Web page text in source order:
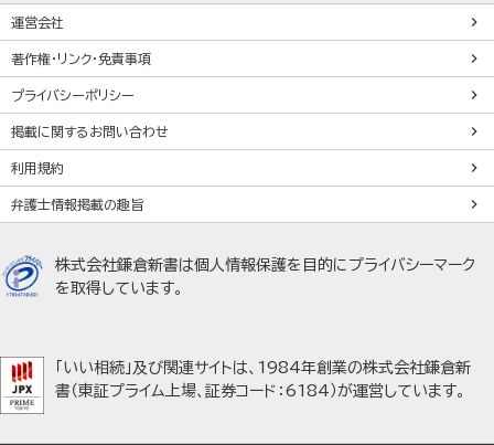
運営会社
著作権・リンク・免責事項
プライバシーポリシー
掲載に関するお問い合わせ
利用規約
弁護士情報掲載の趣旨
株式会社鎌倉新書は個人情報保護を目的にプライバシーマーク
を取得しています。
「いい相続」及び関連サイトは、1984年創業の株式会社鎌倉新
書（東証プライム上場、証券コード：6184）が運営しています。